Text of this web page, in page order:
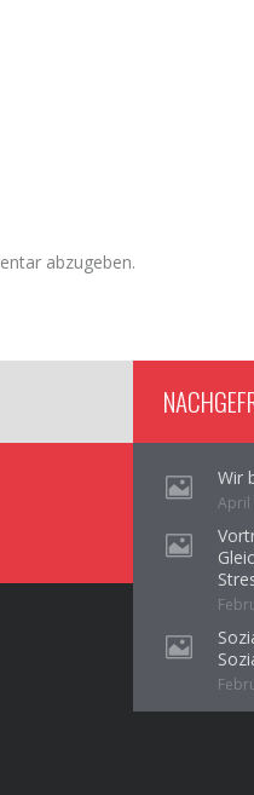
abzugeben.
Wir
April